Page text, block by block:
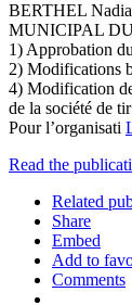
BERTHEL
MUNICIPAL DU
1) Approbation
2) Modifications
4) Modification
de la société de
Pour l’organisati
Read the
Related
Share
Embed
Add to
Comments